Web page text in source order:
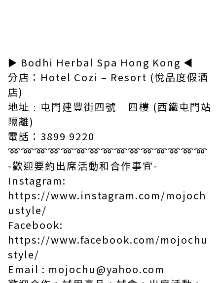
► Bodhi Herbal Spa Hong Kong ◄
分店： Hotel Cozi – Resort (悅品度假酒
店)
地址﹕屯門建豐街四號
四樓 (西鐵屯門站
隔離)
電話 ： 3899 9220
➿➿➿➿➿➿➿➿➿➿➿➿➿➿➿
-歡迎要約出席活動和合作事宜-
Instagram:
https://www.instagram.com/mojoch
ustyle/
Facebook:
https://www.facebook.com/mojochu
style/
Email : mojochu@yahoo.com